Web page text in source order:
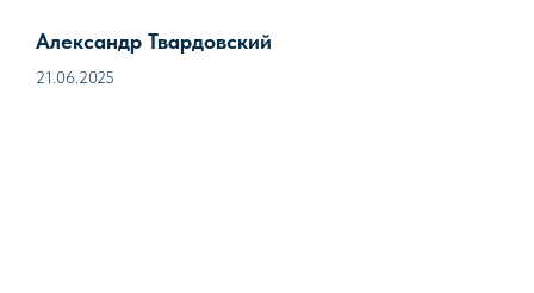
Александр Твардовский
21.06.2025